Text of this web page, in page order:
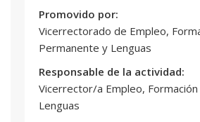
Promovido por:
Vicerrectorado de Empleo,
Permanente y Lenguas
Responsable de la actividad:
Vicerrector/a Empleo,
Lenguas